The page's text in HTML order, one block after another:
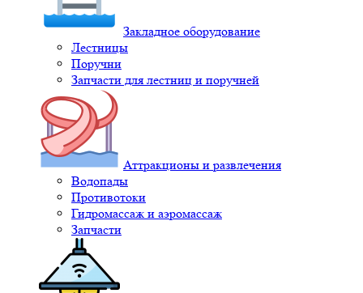
Закладное оборудование
Лестницы
Поручни
Запчасти для лестниц и поручней
Аттракционы и развлечения
Водопады
Противотоки
Гидромассаж и аэромассаж
Запчасти